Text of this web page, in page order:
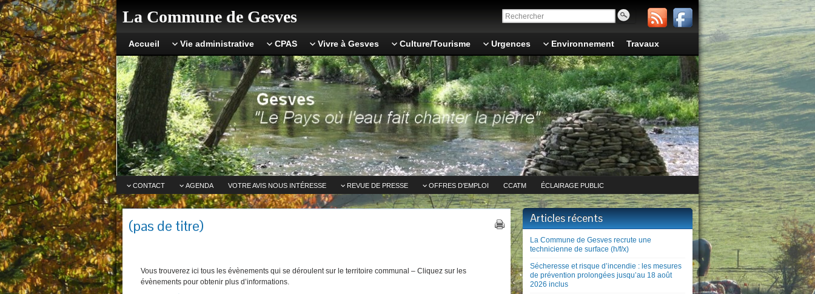
La Commune de Gesves
Accueil Vie administrative CPAS Vivre à Gesves Culture/Tourisme Urgences Environnement Travaux
CONTACT AGENDA VOTRE AVIS NOUS INTÉRESSE REVUE DE PRESSE OFFRES D’EMPLOI CCATM ÉCLAIRAGE PUBLIC
(pas de titre)
Vous trouverez ici tous les évènements qui se déroulent sur le territoire communal – Cliquez sur les
évènements pour obtenir plus d’informations.
Articles récents
La Commune de Gesves recrute une
technicienne de surface (h/f/x)
Sécheresse et risque d’incendie : les mesures
de prévention prolongées jusqu’au 18 août
2026 inclus